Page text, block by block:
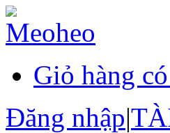
Giỏ hàng có
Đăng nhập|